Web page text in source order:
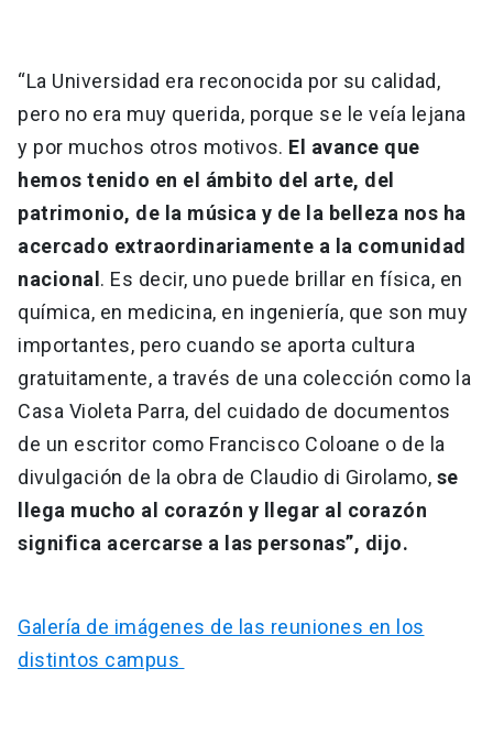
“La Universidad era reconocida por su calidad,
pero no era muy querida, porque se le veía lejana
y por muchos otros motivos. El avance que
hemos tenido en el ámbito del arte, del
patrimonio, de la música y de la belleza nos ha
acercado extraordinariamente a la comunidad
nacional. Es decir, uno puede brillar en física, en
química, en medicina, en ingeniería, que son muy
importantes, pero cuando se aporta cultura
gratuitamente, a través de una colección como la
Casa Violeta Parra, del cuidado de documentos
de un escritor como Francisco Coloane o de la
divulgación de la obra de Claudio di Girolamo, se
llega mucho al corazón y llegar al corazón
significa acercarse a las personas”, dijo.
Galería de imágenes de las reuniones en los
distintos campus